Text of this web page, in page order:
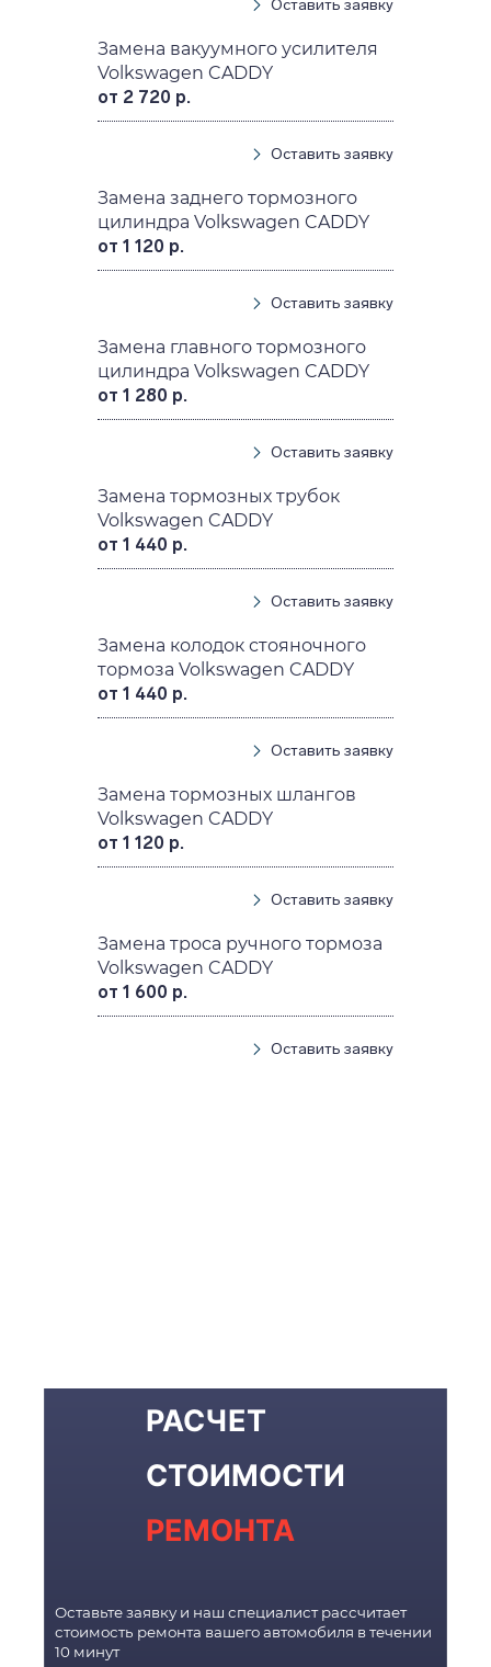
Оставить заявку
Замена вакуумного усилителя
Volkswagen CADDY
от 2 720 р.
Оставить заявку
Замена заднего тормозного
цилиндра Volkswagen CADDY
от 1 120 р.
Оставить заявку
Замена главного тормозного
цилиндра Volkswagen CADDY
от 1 280 р.
Оставить заявку
Замена тормозных трубок
Volkswagen CADDY
от 1 440 р.
Оставить заявку
Замена колодок стояночного
тормоза Volkswagen CADDY
от 1 440 р.
Оставить заявку
Замена тормозных шлангов
Volkswagen CADDY
от 1 120 р.
Оставить заявку
Замена троса ручного тормоза
Volkswagen CADDY
от 1 600 р.
Оставить заявку
РАСЧЕТ
СТОИМОСТИ
РЕМОНТА
Оставьте заявку и наш специалист рассчитает
стоимость ремонта вашего автомобиля в течении
10 минут